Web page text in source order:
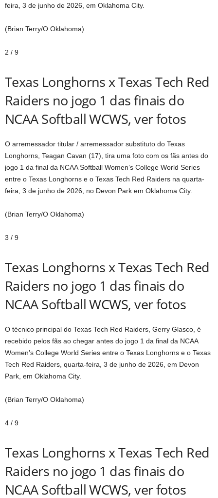
feira, 3 de junho de 2026, em Oklahoma City.
(Brian Terry/O Oklahoma)
2 / 9
Texas Longhorns x Texas Tech Red
Raiders no jogo 1 das finais do
NCAA Softball WCWS, ver fotos
O arremessador titular / arremessador substituto do Texas
Longhorns, Teagan Cavan (17), tira uma foto com os fãs antes do
jogo 1 da final da NCAA Softball Women’s College World Series
entre o Texas Longhorns e o Texas Tech Red Raiders na quarta-
feira, 3 de junho de 2026, no Devon Park em Oklahoma City.
(Brian Terry/O Oklahoma)
3 / 9
Texas Longhorns x Texas Tech Red
Raiders no jogo 1 das finais do
NCAA Softball WCWS, ver fotos
O técnico principal do Texas Tech Red Raiders, Gerry Glasco, é
recebido pelos fãs ao chegar antes do jogo 1 da final da NCAA
Women’s College World Series entre o Texas Longhorns e o Texas
Tech Red Raiders, quarta-feira, 3 de junho de 2026, em Devon
Park, em Oklahoma City.
(Brian Terry/O Oklahoma)
4 / 9
Texas Longhorns x Texas Tech Red
Raiders no jogo 1 das finais do
NCAA Softball WCWS, ver fotos